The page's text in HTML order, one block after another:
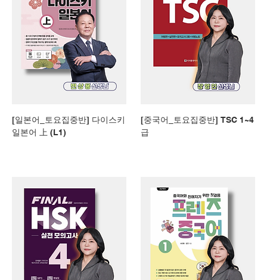
[일본어_토요집중반] 다이스키
일본어 上 (L1)
[중국어_토요집중반] TSC 1~4
급